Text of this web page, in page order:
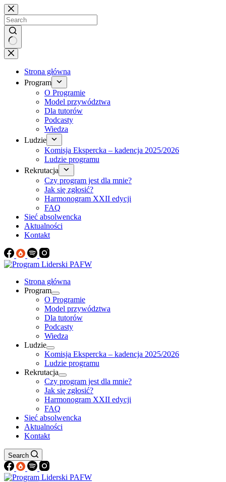
Brak
wyników
Strona główna
Program
O Programie
Model przywództwa
Dla tutorów
Podcasty
Wiedza
Ludzie
Komisja Ekspercka – kadencja 2025/2026
Ludzie programu
Rekrutacja
Czy program jest dla mnie?
Jak się zgłosić?
Harmonogram XXII edycji
FAQ
Sieć absolwencka
Aktualności
Kontakt
Strona główna
Program
O Programie
Model przywództwa
Dla tutorów
Podcasty
Wiedza
Ludzie
Komisja Ekspercka – kadencja 2025/2026
Ludzie programu
Rekrutacja
Czy program jest dla mnie?
Jak się zgłosić?
Harmonogram XXII edycji
FAQ
Sieć absolwencka
Aktualności
Kontakt
Search